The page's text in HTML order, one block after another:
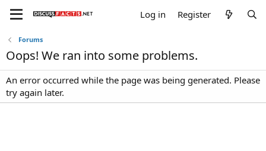
Log in Register
Forums
Oops! We ran into some problems.
An error occurred while the page was being generated. Please
try again later.